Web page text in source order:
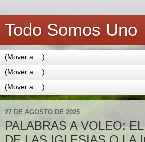
Todo Somos Uno
27 DE AGOSTO DE 2025
PALABRAS A VOLEO: